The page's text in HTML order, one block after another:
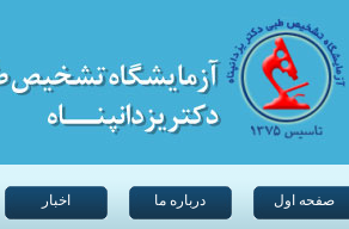
صفحه اول درباره ما اخبار